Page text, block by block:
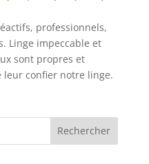
professionnels,
Linge impeccable et
sont propres et
leur confier notre linge.